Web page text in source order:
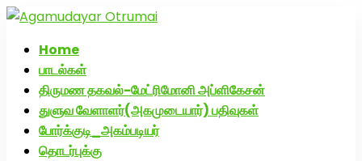
Home
பாடல்கள்
திருமண தகவல்-மேட்ரிமோனி அப்ளிகேசன்
துளுவ வேளாளர்(அகமுடையார்) பதிவுகள்
போர்க்குடி_அகம்படியர்
தொடர்புக்கு
அகமுடையார் திருமண வரன்களுக்கு அகமுடையார்மேட்ரி-பெண்